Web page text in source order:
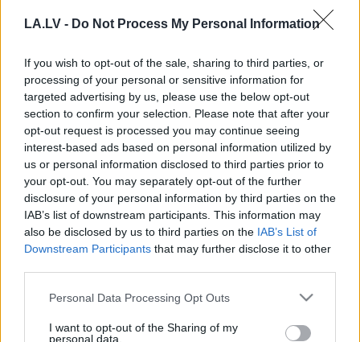
LA.LV - Do Not Process My Personal Information
If you wish to opt-out of the sale, sharing to third parties, or
processing of your personal or sensitive information for
targeted advertising by us, please use the below opt-out
section to confirm your selection. Please note that after your
opt-out request is processed you may continue seeing
interest-based ads based on personal information utilized by
us or personal information disclosed to third parties prior to
your opt-out. You may separately opt-out of the further
disclosure of your personal information by third parties on the
IAB’s list of downstream participants. This information may
also be disclosed by us to third parties on the IAB’s List of
Downstream Participants that may further disclose it to other
Please note that this website/app uses one or more Google
not limited to your visit or usage behaviour. You may click to
Personal Data Processing Opt Outs
I want to opt-out of the Sharing of my
personal data.
LTRK: Investīciju sekmēšanai daļu
no uzņēmumu ienākuma nodokļa
LTRK: Latvijas uzņēmējiem pēc
breksita nepieciešama ātra
skaidrība par tirdzniecības
vienošanos
LTRKaicina pieteikties “Uzņēmēju
dienām Zemgalē 2020”
lēmumu sola decembrī